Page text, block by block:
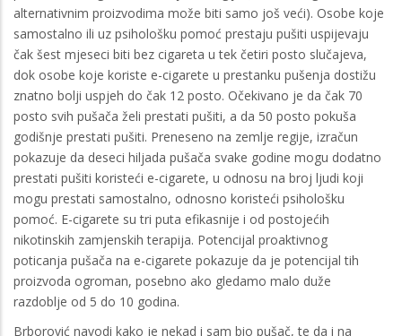
alternativnim proizvodima može biti samo još veći). Osobe koje
samostalno ili uz psihološku pomoć prestaju pušiti uspijevaju
čak šest mjeseci biti bez cigareta u tek četiri posto slučajeva,
dok osobe koje koriste e-cigarete u prestanku pušenja dostižu
znatno bolji uspjeh do čak 12 posto. Očekivano je da čak 70
posto svih pušača želi prestati pušiti, a da 50 posto pokuša
godišnje prestati pušiti. Preneseno na zemlje regije, izračun
pokazuje da deseci hiljada pušača svake godine mogu dodatno
prestati pušiti koristeći e-cigarete, u odnosu na broj ljudi koji
mogu prestati samostalno, odnosno koristeći psihološku
pomoć. E-cigarete su tri puta efikasnije i od postojećih
nikotinskih zamjenskih terapija. Potencijal proaktivnog
poticanja pušača na e-cigarete pokazuje da je potencijal tih
proizvoda ogroman, posebno ako gledamo malo duže
razdoblje od 5 do 10 godina.
Brborović navodi kako je nekad i sam bio pušač, te da i na